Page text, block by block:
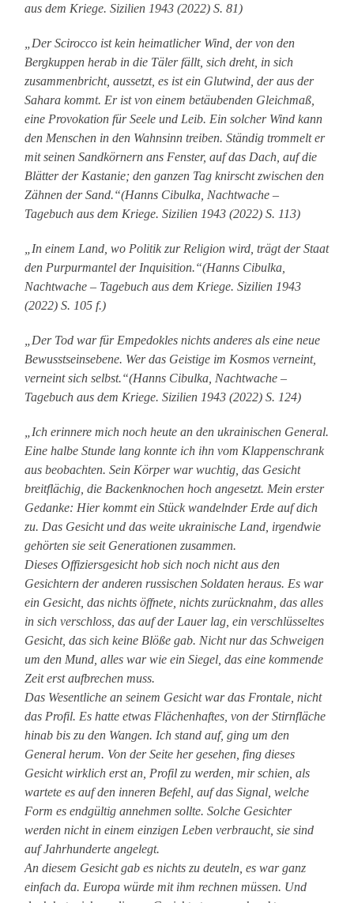
aus dem Kriege. Sizilien 1943 (2022) S. 81)
„Der Scirocco ist kein heimatlicher Wind, der von den
Bergkuppen herab in die Täler fällt, sich dreht, in sich
zusammenbricht, aussetzt, es ist ein Glutwind, der aus der
Sahara kommt. Er ist von einem betäubenden Gleichmaß,
eine Provokation für Seele und Leib. Ein solcher Wind kann
den Menschen in den Wahnsinn treiben. Ständig trommelt er
mit seinen Sandkörnern ans Fenster, auf das Dach, auf die
Blätter der Kastanie; den ganzen Tag knirscht zwischen den
Zähnen der Sand.“(Hanns Cibulka, Nachtwache –
Tagebuch aus dem Kriege. Sizilien 1943 (2022) S. 113)
„In einem Land, wo Politik zur Religion wird, trägt der Staat
den Purpurmantel der Inquisition.“(Hanns Cibulka,
Nachtwache – Tagebuch aus dem Kriege. Sizilien 1943
(2022) S. 105 f.)
„Der Tod war für Empedokles nichts anderes als eine neue
Bewusstseinsebene. Wer das Geistige im Kosmos verneint,
verneint sich selbst.“(Hanns Cibulka, Nachtwache –
Tagebuch aus dem Kriege. Sizilien 1943 (2022) S. 124)
„Ich erinnere mich noch heute an den ukrainischen General.
Eine halbe Stunde lang konnte ich ihn vom Klappenschrank
aus beobachten. Sein Körper war wuchtig, das Gesicht
breitflächig, die Backenknochen hoch angesetzt. Mein erster
Gedanke: Hier kommt ein Stück wandelnder Erde auf dich
zu. Das Gesicht und das weite ukrainische Land, irgendwie
gehörten sie seit Generationen zusammen.
Dieses Offiziersgesicht hob sich noch nicht aus den
Gesichtern der anderen russischen Soldaten heraus. Es war
ein Gesicht, das nichts öffnete, nichts zurücknahm, das alles
in sich verschloss, das auf der Lauer lag, ein verschlüsseltes
Gesicht, das sich keine Blöße gab. Nicht nur das Schweigen
um den Mund, alles war wie ein Siegel, das eine kommende
Zeit erst aufbrechen muss.
Das Wesentliche an seinem Gesicht war das Frontale, nicht
das Profil. Es hatte etwas Flächenhaftes, von der Stirnfläche
hinab bis zu den Wangen. Ich stand auf, ging um den
General herum. Von der Seite her gesehen, fing dieses
Gesicht wirklich erst an, Profil zu werden, mir schien, als
wartete es auf den inneren Befehl, auf das Signal, welche
Form es endgültig annehmen sollte. Solche Gesichter
werden nicht in einem einzigen Leben verbraucht, sie sind
auf Jahrhunderte angelegt.
An diesem Gesicht gab es nichts zu deuteln, es war ganz
einfach da. Europa würde mit ihm rechnen müssen. Und